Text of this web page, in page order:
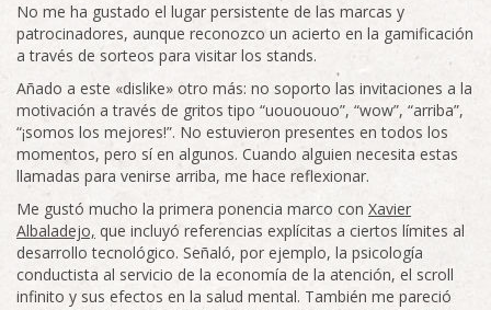
No me ha gustado el lugar persistente de las marcas y
patrocinadores, aunque reconozco un acierto en la gamificación
a través de sorteos para visitar los stands.
Añado a este «dislike» otro más: no soporto las invitaciones a la
motivación a través de gritos tipo “uouououo”, “wow”, “arriba”,
“¡somos los mejores!”. No estuvieron presentes en todos los
momentos, pero sí en algunos. Cuando alguien necesita estas
llamadas para venirse arriba, me hace reflexionar.
Me gustó mucho la primera ponencia marco con Xavier
Albaladejo, que incluyó referencias explícitas a ciertos límites al
desarrollo tecnológico. Señaló, por ejemplo, la psicología
conductista al servicio de la economía de la atención, el scroll
infinito y sus efectos en la salud mental. También me pareció